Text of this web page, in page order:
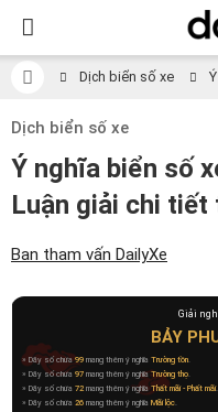
Dịch biển số xe
Dịch biển số xe
Ý nghĩa biển số
Luận giải chi tiết
Ban tham vấn DailyXe
Giải
BẢY
» Dãy số chứa99 mang thêm ý nghĩa Trường tồn.
» Dãy số chứa 97 mang thêm ý nghĩaTrường thọ.
» Dãy số chứa 72 mang thêm ý nghĩaThất mãi - Phất mãi.
» Dãy số chứa 26 mang thêm ý nghĩa Mãi lộc.